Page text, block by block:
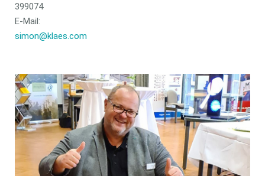
399074
E-Mail:
simon@klaes.com